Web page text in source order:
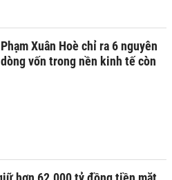
Xuân Hoè chỉ ra 6 nguyên
vốn trong nền kinh tế còn